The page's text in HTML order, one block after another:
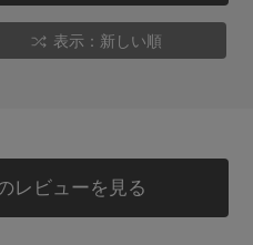
表示：新しい順
レビューを見る